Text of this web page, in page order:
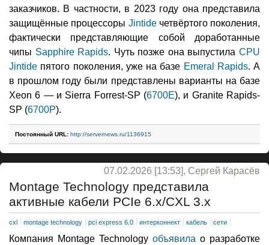
заказчиков. В частности, в 2023 году она представила
защищённые процессоры Jintideчетвёртого поколения,
фактически представляющие собой доработанные
чипы Sapphire Rapids. Чуть позже она выпустилаCPU
Jintide пятого поколения, уже на базе Emeral Rapids. А
в прошлом году были представлены варианты на базе
Xeon 6 — и Sierra Forrest-SP (6700E), и Granite Rapids-
SP (6700P).
Постоянный URL: http://servernews.ru/1136915
07.02.2026 [13:53], Сергей Карасёв
Montage Technology представила
активные кабели PCIe 6.x/CXL 3.x
cxl montage technology pci express 6.0 интерконнект кабель сети
Компания Montage Technology объявила о разработке